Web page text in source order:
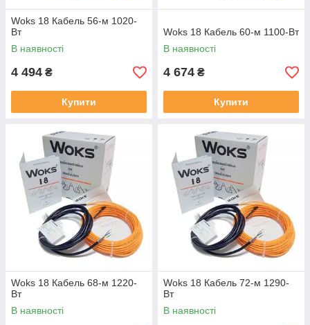
Woks 18 Кабель 56-м 1020-
Вт
В наявності
4 494 ₴
Купити
Woks 18 Кабель 60-м 1100-Вт
В наявності
4 674 ₴
Купити
Woks 18 Кабель 68-м 1220-
Вт
В наявності
Woks 18 Кабель 72-м 1290-
Вт
В наявності